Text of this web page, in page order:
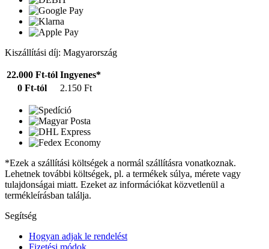
Kiszállítási díj: Magyarország
22.000 Ft-tól Ingyenes*
0 Ft-tól
2.150 Ft
*Ezek a szállítási költségek a normál szállításra vonatkoznak.
Lehetnek további költségek, pl. a termékek súlya, mérete vagy
tulajdonságai miatt. Ezeket az információkat közvetlenül a
termékleírásban találja.
Segítség
Hogyan adjak le rendelést
Fizetési módok